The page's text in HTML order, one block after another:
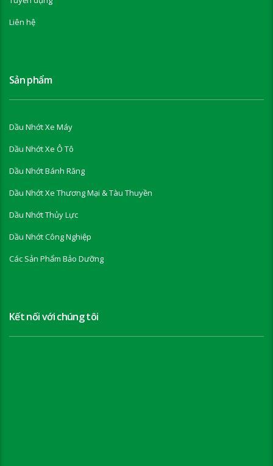
Liên hệ
Sản phẩm
Dầu Nhớt Xe Máy
Dầu Nhớt Xe Ô Tô
Dầu Nhớt Bánh Răng
Dầu Nhớt Xe Thương Mại & Tàu Thuyền
Dầu Nhớt Thủy Lực
Dầu Nhớt Công Nghiệp
Các Sản Phẩm Bảo Dưỡng
Kết nối với chúng tôi